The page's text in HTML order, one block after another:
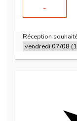
-
Réception